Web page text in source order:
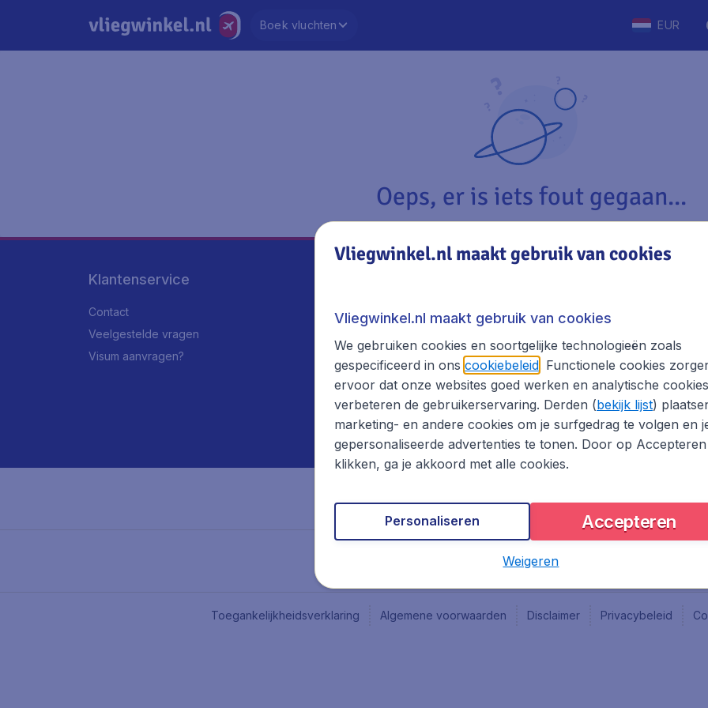
Boek vluchten EUR
Oeps, er is iets fout gegaan...
Klantenservice
Contact
Veelgestelde vragen
Visum aanvragen?
Over Vliegwinkel.nl
Reisgids
Toegankelijkheidsverklaring Algemene voorwaarden Disclaimer Privacybeleid
Vliegwinkel.nl maakt gebruik van cookies
Vliegwinkel.nl maakt gebruik van cookies
We gebruiken cookies en soortgelijke technologieën zoals
gespecificeerd in ons cookiebeleid. Functionele cookies
ervoor dat onze websites goed werken en analytische cookies
verbeteren de gebruikerservaring. Derden (bekijk lijst)
marketing- en andere cookies om je surfgedrag te volgen en
gepersonaliseerde advertenties te tonen. Door op
klikken, ga je akkoord met alle cookies.
Accepteren
Personaliseren
Weigeren